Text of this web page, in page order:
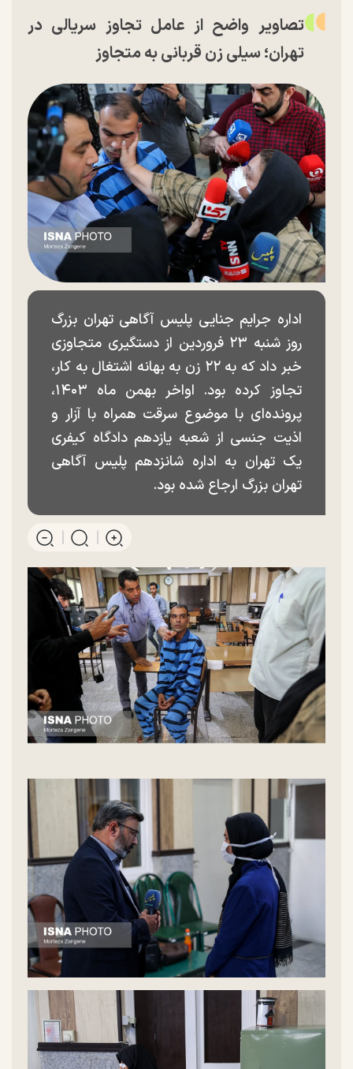
تصاویر واضح از عامل تجاوز سریالی در
تهران؛ سیلی زن قربانی به متجاوز
اداره جرایم جنایی پلیس آگاهی تهران بزرگ
روز شنبه ۲۳ فروردین از دستگیری متجاوزی
خبر داد که به ۲۲ زن به بهانه اشتغال به کار،
تجاوز کرده بود. اواخر بهمن‌ ماه ۱۴۰۳،
پرونده‌ای با موضوع سرقت همراه با آزار و
اذیت جنسی از شعبه یازدهم دادگاه کیفری
یک تهران به اداره شانزدهم پلیس آگاهی
تهران بزرگ ارجاع شده بود.